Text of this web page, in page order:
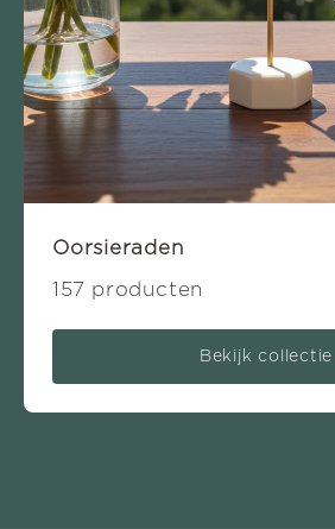
Oorsieraden
157 producten
Bekijk collectie